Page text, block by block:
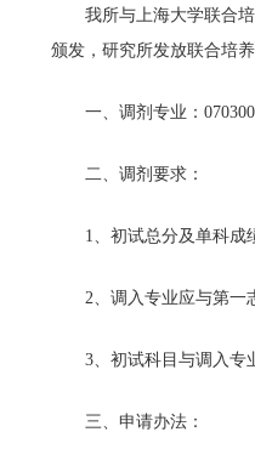
我所与上海大学联合
颁发，研究所发放联合培养
一、调剂专业：
二、调剂要求：
1、初试总分及单科成
2、调入专业应与第一
3、初试科目与调入专
三、申请办法：